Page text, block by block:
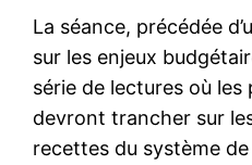
La séance, précédée
sur les enjeux
série de lectures où les
devront trancher sur
recettes du système